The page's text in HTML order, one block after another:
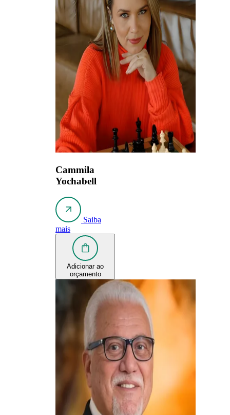
Cammila
Yochabell
Saiba
mais
Adicionar ao
orçamento